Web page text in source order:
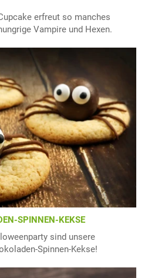
erfreut so manches
Vampire und Hexen.
SPINNEN-KEKSE
sind unsere
Spinnen-Kekse!